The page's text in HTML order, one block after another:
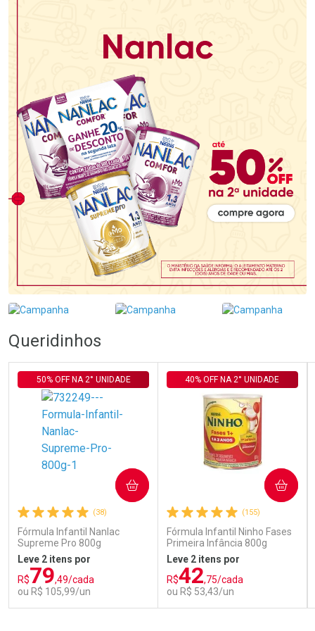
Queridinhos
(38)
Fórmula Infantil Nanlac
Supreme Pro 800g
50% OFF NA 2° UNIDADE
Leve 2 itens por
R$79,49/cada
ou R$ 105,99/un
COMPRAR
(155)
Fórmula Infantil Ninho Fases
Primeira Infância 800g
40% OFF NA 2° UNIDADE
Leve 2 itens por
R$42,75/cada
ou R$ 53,43/un
COMPRAR